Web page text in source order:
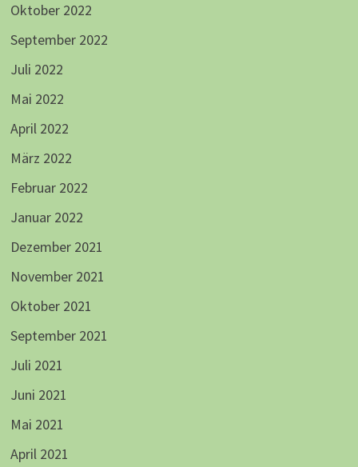
Oktober 2022
September 2022
Juli 2022
Mai 2022
April 2022
März 2022
Februar 2022
Januar 2022
Dezember 2021
November 2021
Oktober 2021
September 2021
Juli 2021
Juni 2021
Mai 2021
April 2021